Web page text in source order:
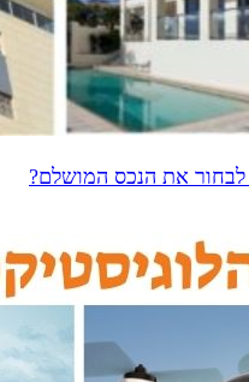
לבחור את הנכס המושלם?